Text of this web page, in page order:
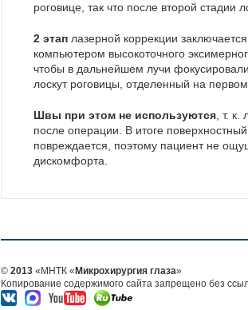
роговице, так что после второй стадии
2 этап лазерной коррекции
компьютером высокоточного
чтобы в дальнейшем лучи
лоскут роговицы, отделенный на
Швы при этом не используются , т.
после операции. В итоге
повреждается, поэтому пациент не
дискомфорта.
© 2013 «МНТК « Микрохирургия глаза»
Копирование содержимого сайта запрещено без